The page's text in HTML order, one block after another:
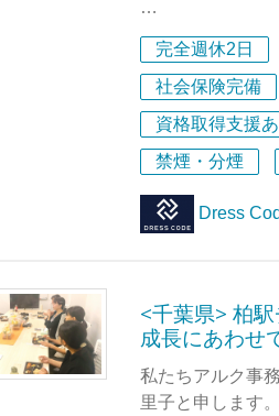
ちの方は大歓迎で
2025年5月に新
ご応募お待ちし
私たちDress
高のオペレーシ
／従業員50名／
私たちが開発・
労務（HR
し、企業のコー
マネジメントプ
分断されがちで
を最高のオペレ
このコーポレー
完全週休2日
社会保険完備
資格取得支援あ
禁煙・分煙
Dress
<千葉県> 柏
成長にあわせ
私たちアルク事
里子と申します。